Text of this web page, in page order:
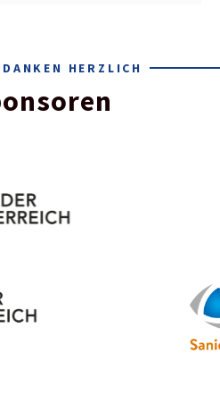
HERZLICH